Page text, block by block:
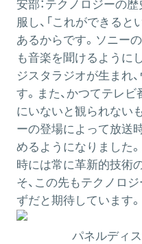
安部： テクノロジーの歴
服し、「これができると
あるからです。ソニー
も音楽を聞けるように
ジスタラジオが生まれ
す。また、かつてテレ
にいないと観られない
ーの登場によって放送
めるようになりました
時には常に革新的技術
そ、この先もテクノロ
ずだと期待しています。
パネルディ